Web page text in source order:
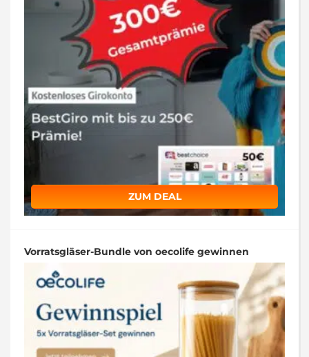
ZUM DEAL
Vorratsgläser-Bundle von oecolife gewinnen